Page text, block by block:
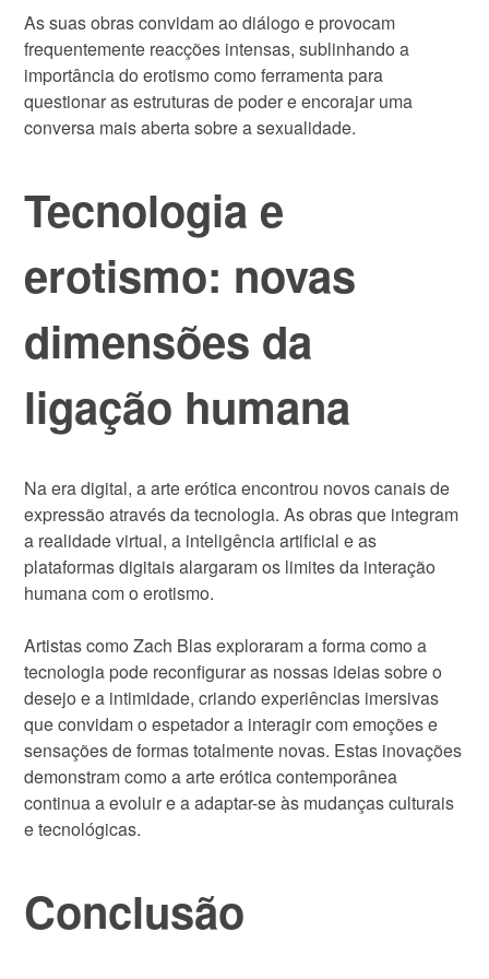
As suas obras convidam ao diálogo e provocam
frequentemente reacções intensas, sublinhando a
importância do erotismo como ferramenta para
questionar as estruturas de poder e encorajar uma
conversa mais aberta sobre a sexualidade.
Tecnologia e
erotismo: novas
dimensões da
ligação humana
Na era digital, a arte erótica encontrou novos canais de
expressão através da tecnologia. As obras que integram
a realidade virtual, a inteligência artificial e as
plataformas digitais alargaram os limites da interação
humana com o erotismo.
Artistas como Zach Blas exploraram a forma como a
tecnologia pode reconfigurar as nossas ideias sobre o
desejo e a intimidade, criando experiências imersivas
que convidam o espetador a interagir com emoções e
sensações de formas totalmente novas. Estas inovações
demonstram como a arte erótica contemporânea
continua a evoluir e a adaptar-se às mudanças culturais
e tecnológicas.
Conclusão